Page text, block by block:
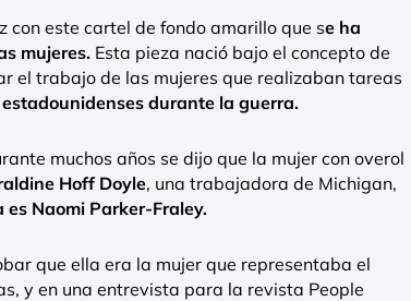
con este cartel de fondo amarillo que se ha
mujeres. Esta pieza nació bajo el concepto de
el trabajo de las mujeres que realizaban tareas
durante la guerra.
muchos años se dijo que la mujer con overol
Hoff Doyle, una trabajadora de Michigan,
Naomi Parker-Fraley.
que ella era la mujer que representaba el
y en una entrevista para la revista People